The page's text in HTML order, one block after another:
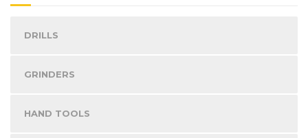
DRILLS
GRINDERS
HAND TOOLS